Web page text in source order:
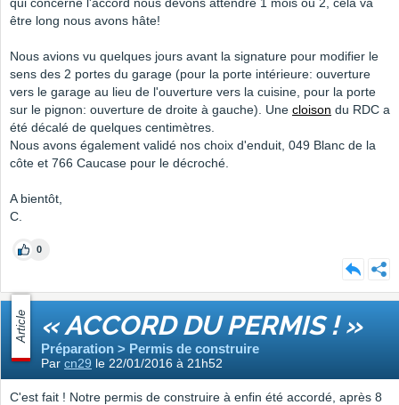
être long nous avons hâte!
Nous avions vu quelques jours avant la signature pour modifier le
sens des 2 portes du garage (pour la porte intérieure: ouverture
vers le garage au lieu de l'ouverture vers la cuisine, pour la porte
sur le pignon: ouverture de droite à gauche). Une cloison du RDC a
été décalé de quelques centimètres.
Nous avons également validé nos choix d'enduit, 049 Blanc de la
côte et 766 Caucase pour le décroché.
A bientôt,
C.
0
Article « ACCORD DU PERMIS ! »
Préparation > Permis de construire
Par cn29 le 22/01/2016 à 21h52
C'est fait ! Notre permis de construire à enfin été accordé, après 8